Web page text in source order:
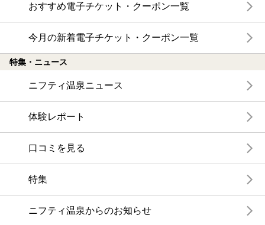
おすすめ電子チケット・クーポン一覧
今月の新着電子チケット・クーポン一覧
特集・ニュース
ニフティ温泉ニュース
体験レポート
口コミを見る
特集
ニフティ温泉からのお知らせ